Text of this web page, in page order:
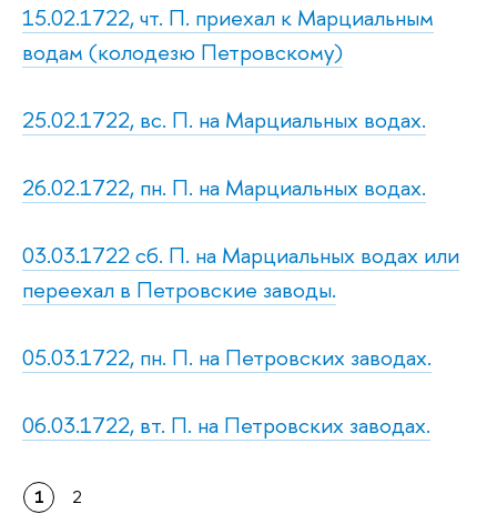
15.02.1722, чт. П. приехал к Марциальным
водам (колодезю Петровскому)
25.02.1722, вс. П. на Марциальных водах.
26.02.1722, пн. П. на Марциальных водах.
03.03.1722 сб. П. на Марциальных водах или
переехал в Петровские заводы.
05.03.1722, пн. П. на Петровских заводах.
06.03.1722, вт. П. на Петровских заводах.
1 2